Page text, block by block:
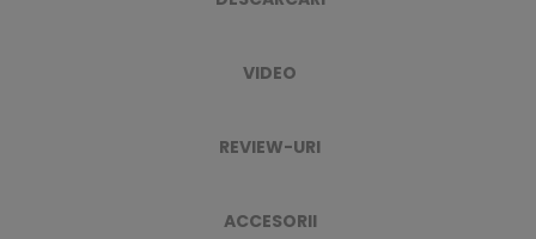
VIDEO
REVIEW-URI
ACCESORII